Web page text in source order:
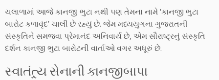
ચલાળામાં આજે કાનજી ભુટા નથી પણ તેમના નામે ‘કાનજી ભુટા
બારોટ કળાવૃંદ’ ચાલી છે રહ્યું છે. જેમ મધ્યયુગના ગુજરાતની
સંસ્કૃતિને સમજવા પ્રેમાનંદ અનિવાર્ય છે, એમ સૌરાષ્ટ્રનું સંસ્કૃતિ
દર્શન કાનજી ભુટા બારોટની વાર્તાઓ વગર અધૂરું છે.
સ્વાતંત્ર્ય સેનાની કાનજીબાપા